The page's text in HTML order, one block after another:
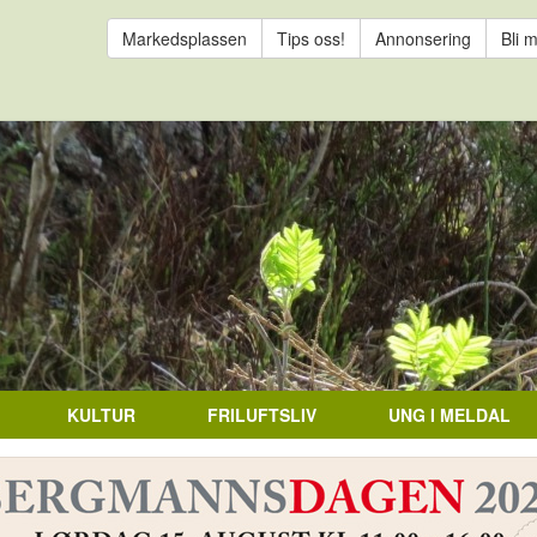
Markedsplassen Tips oss! Annonsering Bli
KULTUR FRILUFTSLIV UNG I MELDAL